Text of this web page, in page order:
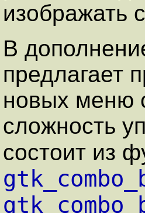
изображать
В
предлагает
новых меню
сложность
состоит из